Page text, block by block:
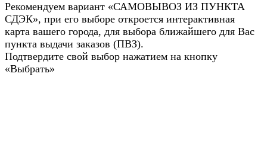
Рекомендуем вариант «САМОВЫВОЗ ИЗ ПУНКТА
СДЭК», при его выборе откроется интерактивная
карта вашего города, для выбора ближайшего для Вас
пункта выдачи заказов (ПВЗ).
Подтвердите свой выбор нажатием на кнопку
«Выбрать»